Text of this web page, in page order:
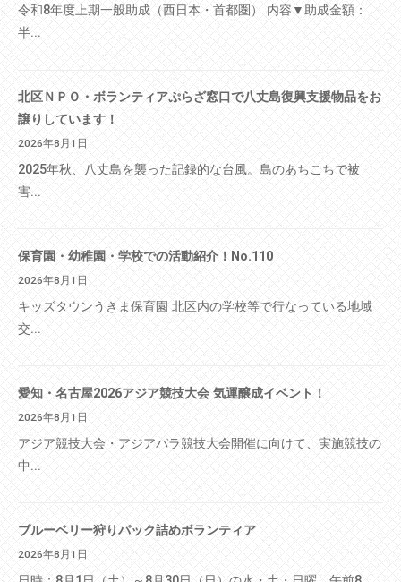
令和8年度上期一般助成（西日本・首都圏） 内容▼助成金額：
半...
北区ＮＰＯ・ボランティアぷらざ窓口で八丈島復興支援物品をお
譲りしています！
2026年8月1日
2025年秋、八丈島を襲った記録的な台風。島のあちこちで被
害...
保育園・幼稚園・学校での活動紹介！No.110
2026年8月1日
キッズタウンうきま保育園 北区内の学校等で行なっている地域
交...
愛知・名古屋2026アジア競技大会 気運醸成イベント！
2026年8月1日
アジア競技大会・アジアパラ競技大会開催に向けて、実施競技の
中...
ブルーベリー狩りパック詰めボランティア
2026年8月1日